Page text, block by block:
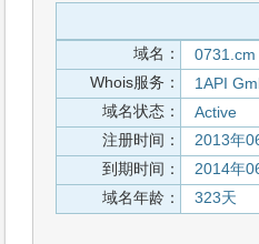
域名：
0731.cm
Whois服务：
1API
域名状态：
Active
注册时间：
2013年
到期时间：
2014年
域名年龄：
323天